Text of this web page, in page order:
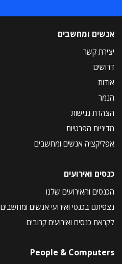
אנשים ומחשבים
יצירת קשר
דרושים
אודות
הנמר
הצהרת נגישות
מדיניות הפרטיות
אפליקציה אנשים ומחשבים
כנסים ואירועים
הכנסים והאירועים שלנו
נצפיתם בכנסי ואירועי אנשים ומחשבים
לקראת כנסים ואירועים קרובים
People & Computers